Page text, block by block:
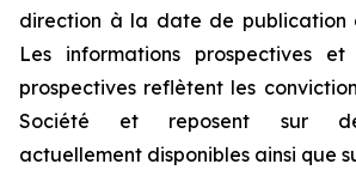
direction à la date de publication
Les informations prospectives
prospectives reflètent les
Société et reposent sur
actuellement disponibles ainsi que